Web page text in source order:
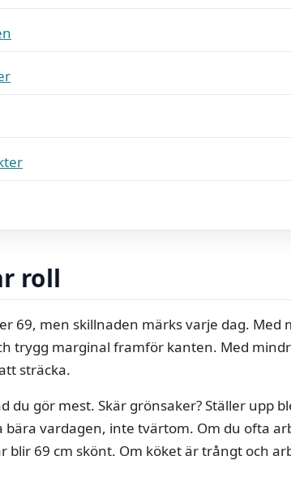
roll
69, men skillnaden märks varje dag.
trygg marginal framför kanten. Med
sträcka.
du gör mest. Skär grönsaker? Ställer upp
bära vardagen, inte tvärtom. Om du ofta
blir 69 cm skönt. Om köket är trångt och